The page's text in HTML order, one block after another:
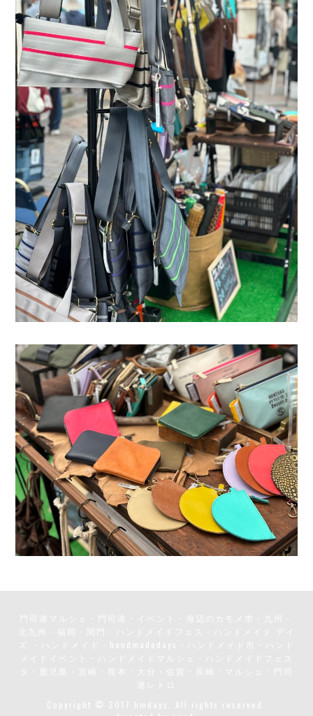
門司港マルシェ・門司港・イベント・海辺のカモメ市・九州・
ズ ・ハンドメイド・handmadedays・ハンドメイド市・ハンド
タ・鹿児島・宮崎・熊本・大分・佐賀・長崎・マルシェ・門司
Copyright © 2017 hmdays. All rights reserved.